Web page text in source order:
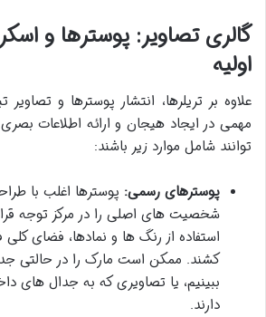
گالری تصاویر: پوسترها و
اولیه
علاوه بر تریلرها، انتشار پوسترها و تصاویر
مهمی در ایجاد هیجان و ارائه اطلاعات
توانند شامل موارد زیر باشند:
پوسترهای رسمی: پوسترها اغلب با
شخصیت های اصلی را در مرکز توجه
استفاده از رنگ ها و نمادها، فضای
کشند. ممکن است مارک را در حالتی
ببینیم، یا تصاویری که به جدال های
دارند.